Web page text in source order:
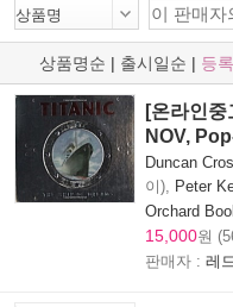
상품명순 | 출시일순 | 등
[온라인
NOV,
Duncan
이), Peter
Orchard
15,000원
판매자 : 레